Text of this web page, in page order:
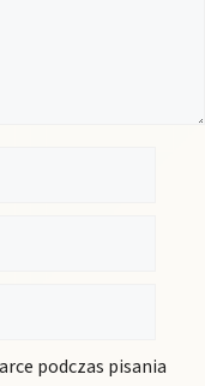
podczas pisania